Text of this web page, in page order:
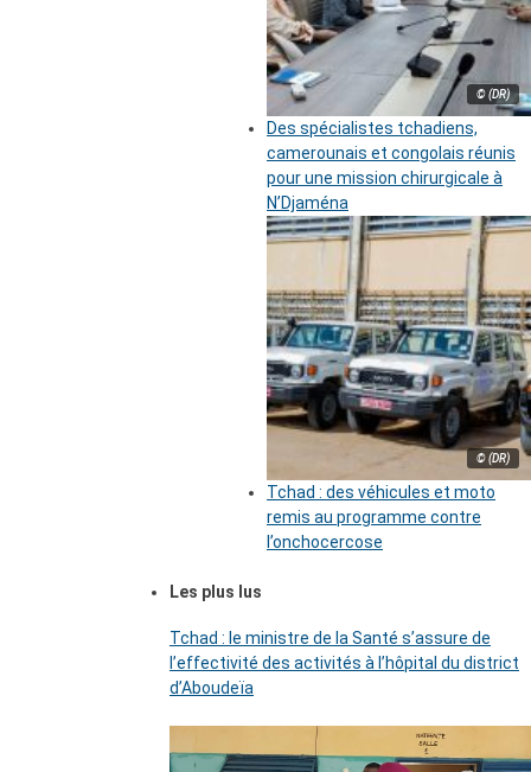
© (DR)
Des spécialistes tchadiens,
camerounais et congolais réunis
pour une mission chirurgicale à
N’Djaména
© (DR)
Tchad : des véhicules et moto
remis au programme contre
l’onchocercose
Les plus lus
Tchad : le ministre de la Santé s’assure de
l’effectivité des activités à l’hôpital du district
d’Aboudeïa